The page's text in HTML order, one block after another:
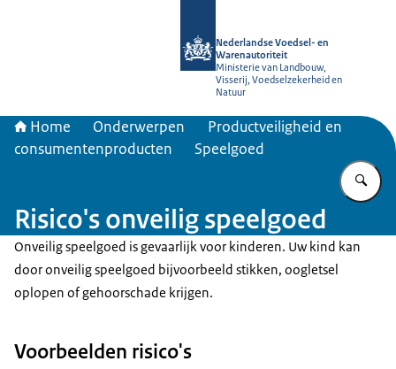
Nederlandse Voedsel- en
Warenautoriteit
Ministerie van Landbouw,
Visserij, Voedselzekerheid en
Natuur
Home Onderwerpen
Productveiligheid en
consumentenproducten
Speelgoed
Risico's onveilig speelgoed
Onveilig speelgoed is gevaarlijk voor kinderen. Uw kind kan
door onveilig speelgoed bijvoorbeeld stikken, oogletsel
oplopen of gehoorschade krijgen.
Voorbeelden risico's